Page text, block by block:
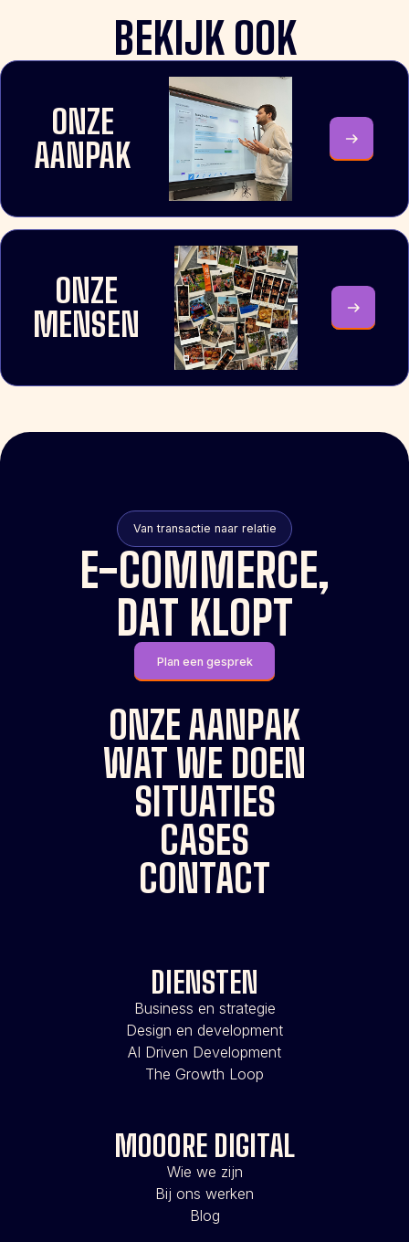
BEKIJK OOK
ONZE
AANPAK
ONZE
MENSEN
Van transactie naar relatie
E-COMMERCE,
DAT KLOPT
Plan een gesprek
ONZE AANPAK
WAT WE DOEN
SITUATIES
CASES
CONTACT
DIENSTEN
Business en strategie
Design en development
AI Driven Development
The Growth Loop
MOOORE DIGITAL
Wie we zijn
Bij ons werken
Blog